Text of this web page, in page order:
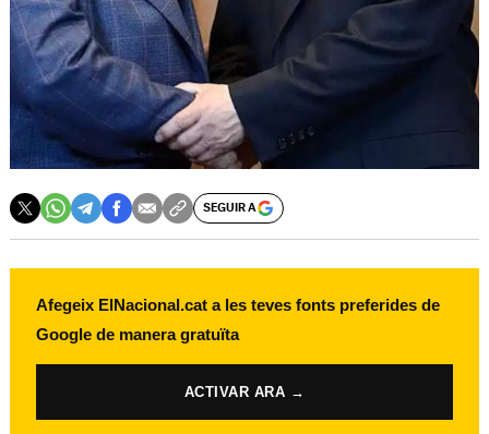
SEGUIR A
Afegeix ElNacional.cat a les teves fonts preferides de
Google de manera gratuïta
ACTIVAR ARA →